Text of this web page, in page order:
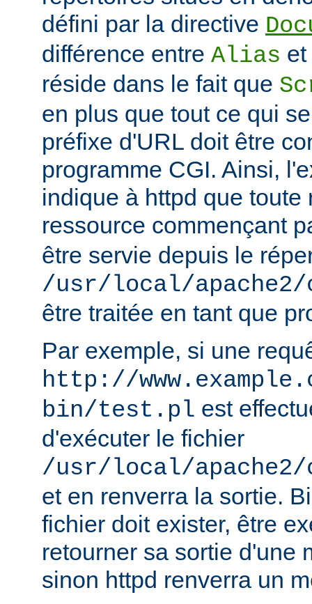
défini par la directive
différence entre Alias et
réside dans le fait que
en plus que tout ce qui
préfixe d'URL doit être
programme CGI. Ainsi,
indique à httpd que toute
ressource commençant
être servie depuis le
/usr/local/
être traitée en tant que
Par exemple, si une
http://
bin/test.pl est
d'exécuter le fichier
/usr/local/
et en renverra la sortie.
fichier doit exister, être
retourner sa sortie d'une
sinon httpd renverra un